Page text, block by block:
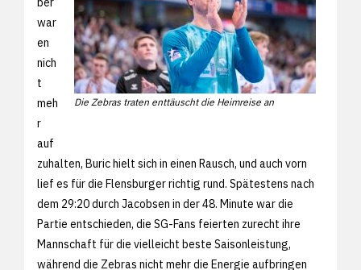
Die Zebras traten enttäuscht die Heimreise an
war
en
nich
t
meh
r
auf
zuhalten, Buric hielt sich in einen Rausch, und auch vorn
lief es für die Flensburger richtig rund. Spätestens nach
dem 29:20 durch Jacobsen in der 48. Minute war die
Partie entschieden, die SG-Fans feierten zurecht ihre
Mannschaft für die vielleicht beste Saisonleistung,
während die Zebras nicht mehr die Energie aufbringen